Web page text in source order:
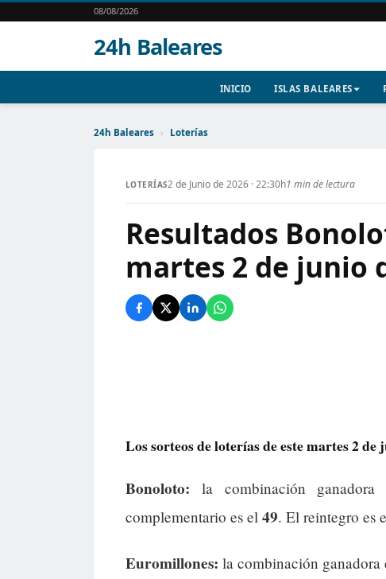
08/08/2026
24h Baleares
INICIO ISLAS BALEARES
24h Baleares › Loterías
LOTERÍAS2 de Junio de 2026 · 22:30h1 min de lectura
Resultados
martes 2 de junio
Los sorteos de loterías de este martes 2
Bonoloto: la combinación ganadora
complementario es el 49. El reintegro es
Euromillones: la combinación ganadora